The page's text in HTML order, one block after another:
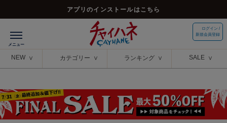
アプリのインストールはこちら
ログイン /
新規会員登録
NEW カテゴリー ランキング SALE